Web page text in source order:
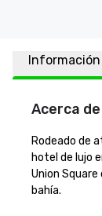
Acerca
Rodeado de
hotel de lujo
Union
bahía.